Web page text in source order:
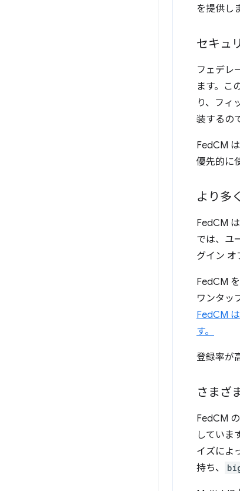
を提供し
セキュ
フェデレ
ます。こ
り、フィ
装するの
FedCM
優先的に
より多
FedCM
では、ユ
グイン オ
FedCM
ワンタッ
FedCM
す。
登録率が
さまざ
FedCM
していま
イズによ
持ち、